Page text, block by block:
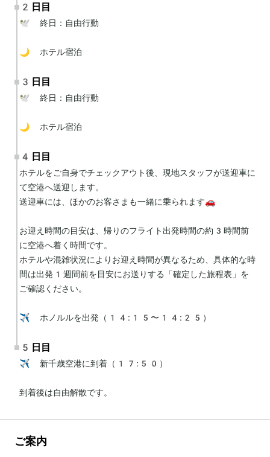
2日目
🕊 終日：自由行動
🌙 ホテル宿泊
3日目
🕊 終日：自由行動
🌙 ホテル宿泊
4日目
ホテルをご自身でチェックアウト後、現地スタッフが送迎車に
て空港へ送迎します。
送迎車には、ほかのお客さまも一緒に乗られます🚗
お迎え時間の目安は、帰りのフライト出発時間の約3時間前
に空港へ着く時間です。
ホテルや混雑状況によりお迎え時間が異なるため、具体的な時
間は出発1週間前を目安にお送りする「確定した旅程表」を
ご確認ください。
✈️ ホノルルを出発（14:15〜14:25）
5日目
✈️ 新千歳空港に到着（17:50）
到着後は自由解散です。
ご案内